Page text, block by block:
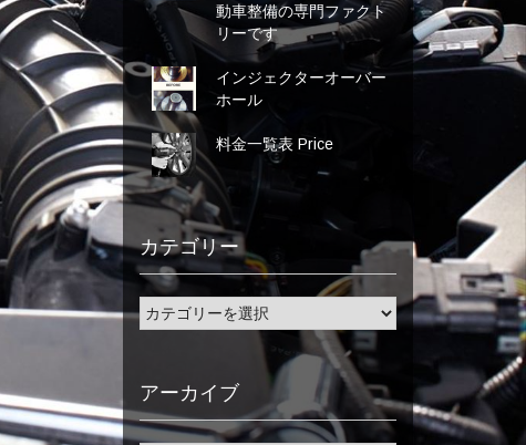
動車整備の専門ファクト
リーです
インジェクターオーバー
ホール
料金一覧表 Price
カテゴリー
アーカイブ